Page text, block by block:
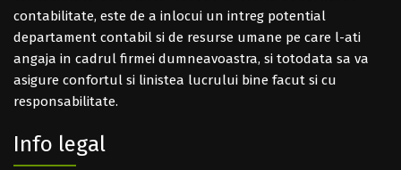
contabilitate, este de a inlocui un intreg potential
departament contabil si de resurse umane pe care l-ati
angaja in cadrul firmei dumneavoastra, si totodata sa va
asigure confortul si linistea lucrului bine facut si cu
responsabilitate.
Info legal